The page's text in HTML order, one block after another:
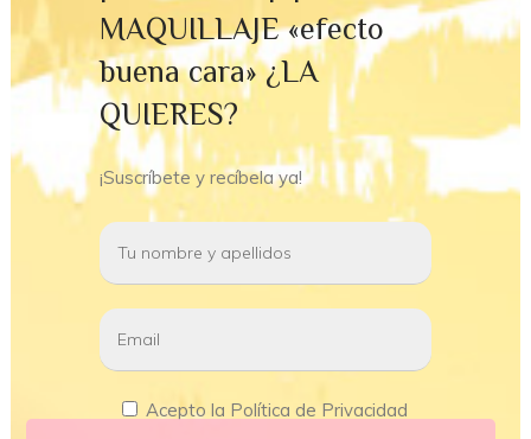
MAQUILLAJE «efecto
buena cara» ¿LA
QUIERES?
¡Suscríbete y recíbela ya!
Acepto la Política de Privacidad